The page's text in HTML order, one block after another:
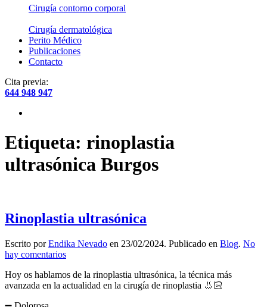
Cirugía contorno corporal
Cirugía dermatológica
Perito Médico
Publicaciones
Contacto
Cita previa:
644 948 947
Etiqueta: rinoplastia
ultrasónica Burgos
Rinoplastia ultrasónica
Escrito porEndika Nevado en 23/02/2024. Publicado en Blog. No
hay comentariosen
ultrasónica
Hoy os hablamos de la rinoplastia ultrasónica, la técnica más
avanzada en la actualidad en la cirugía de rinoplastia 👃🏻